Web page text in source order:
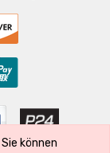
können